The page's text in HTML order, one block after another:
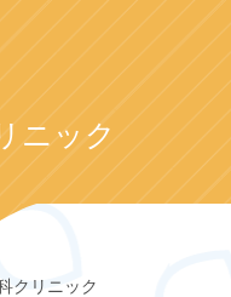
ニック
クリニック